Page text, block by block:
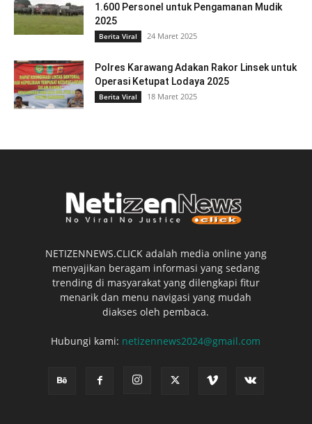
1.600 Personel untuk Pengamanan Mudik
2025
Berita Viral 24 Maret 2025
Polres Karawang Adakan Rakor Linsek untuk
Operasi Ketupat Lodaya 2025
Berita Viral 18 Maret 2025
NETIZENNEWS.CLICK adalah media online yang
menyajikan beragam informasi yang sedang
trending di masyarakat yang dilengkapi fitur
menarik dan menu navigasi yang mudah
diakses oleh pembaca.
Hubungi kami: netizennews2024@gmail.com